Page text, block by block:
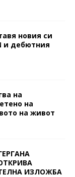
новия си
и дебютния
на
на
на живот
ИЗЛОЖБА